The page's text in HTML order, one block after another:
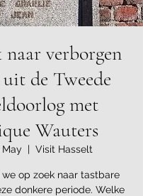
naar verborgen
de Tweede
met
Wauters
  |
Visit Hasselt
op zoek naar tastbare
donkere periode. Welke